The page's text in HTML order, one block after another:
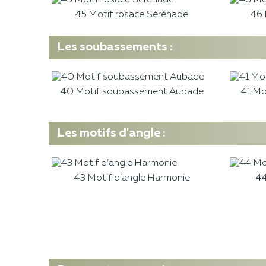
45 Motif rosace Sérénade 46
Les soubassements :
40 Motif soubassement Aubade 41
Les motifs d'angle :
43 Motif d’angle Harmonie